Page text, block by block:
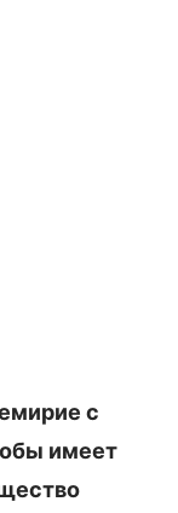
с
имеет